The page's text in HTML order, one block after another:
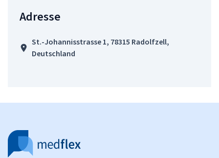
Adresse
St.-Johannisstrasse 1, 78315 Radolfzell,
Deutschland